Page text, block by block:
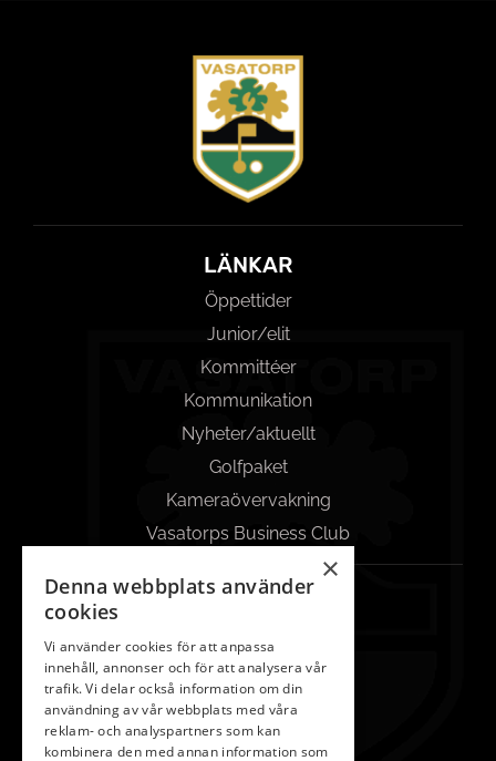
LÄNKAR
Öppettider
Junior/elit
Kommittéer
Kommunikation
Nyheter/aktuellt
Golfpaket
Kameraövervakning
Vasatorps Business Club
042-450 85 00
Reception
info@vasatorp.golf
Restaurang
×
Denna webbplats använder
cookies
Vi använder cookies för att anpassa
innehåll, annonser och för att analysera vår
trafik. Vi delar också information om din
användning av vår webbplats med våra
reklam- och analyspartners som kan
kombinera den med annan information som